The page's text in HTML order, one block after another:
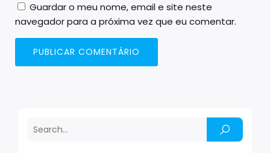
Guardar o meu nome, email e site neste
navegador para a próxima vez que eu comentar.